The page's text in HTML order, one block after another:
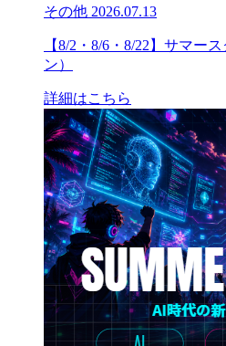
その他 2026.07.13
【8/2・8/6・8/22】サマー
ン）
詳細はこちら